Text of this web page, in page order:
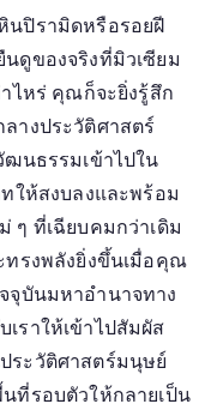
นปิรามิดหรือรอยฝี
ดูของจริงที่มิวเซียม
ไหร่ คุณก็จะยิ่งรู้สึก
างประวัติศาสตร์
นธรรมเข้าไปใน
ให้สงบลงและพร้อม
ๆ ที่เฉียบคมกว่าเดิม
ทรงพลังยิ่งขึ้นเมื่อคุณ
จุบันมหาอำนาจทาง
ราให้เข้าไปสัมผัส
ระวัติศาสตร์มนุษย์
ที่รอบตัวให้กลายเป็น